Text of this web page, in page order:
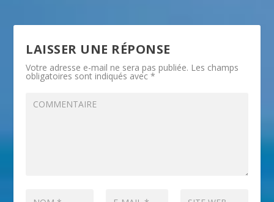
LAISSER UNE RÉPONSE
Votre adresse e-mail ne sera pas publiée. Les champs
obligatoires sont indiqués avec*